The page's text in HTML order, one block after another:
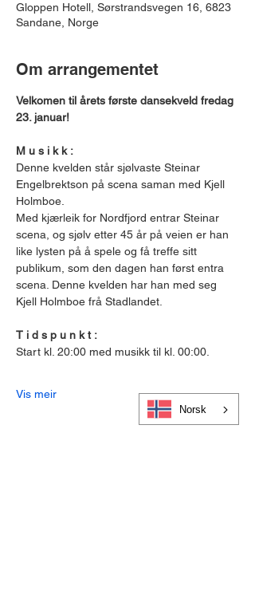
Gloppen Hotell, Sørstrandsvegen 16, 6823
Sandane, Norge
Om arrangementet
Velkomen til årets første dansekveld fredag
23. januar!
M u s i k k :
Denne kvelden står sjølvaste Steinar
Engelbrektson på scena saman med Kjell
Holmboe.
Med kjærleik for Nordfjord entrar Steinar
scena, og sjølv etter 45 år på veien er han
like lysten på å spele og få treffe sitt
publikum, som den dagen han først entra
scena. Denne kvelden har han med seg
Kjell Holmboe frå Stadlandet.
T i d s p u n k t :
Start kl. 20:00 med musikk til kl. 00:00.
Vis meir
Norsk